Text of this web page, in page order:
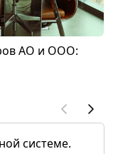
АО и ООО:
системе.